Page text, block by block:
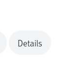
Details